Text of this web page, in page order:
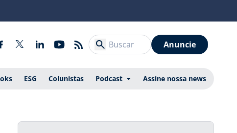
Anuncie
ESG Colunistas Podcast Assine nossa news